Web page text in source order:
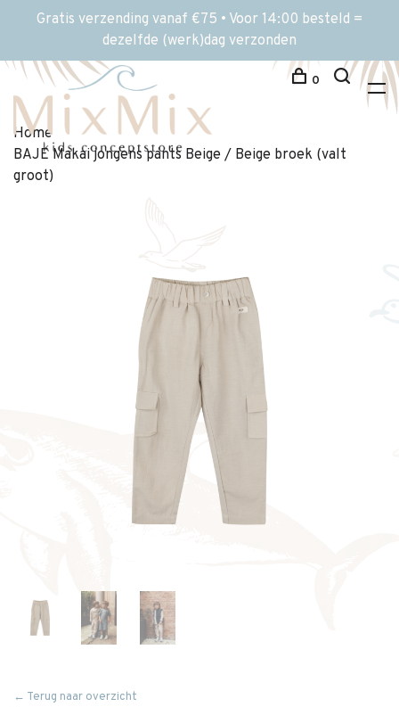
Gratis verzending vanaf €75 • Voor 14:00 besteld =
dezelfde (werk)dag verzonden
0
Home
BAJE Makai jongens pants Beige / Beige broek (valt
groot)
← Terug naar overzicht